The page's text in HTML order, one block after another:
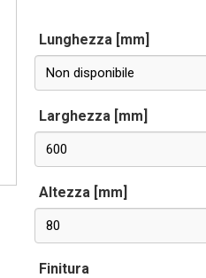
Lunghezza [mm]
Non disponibile
Larghezza [mm]
600
Altezza [mm]
80
Finitura